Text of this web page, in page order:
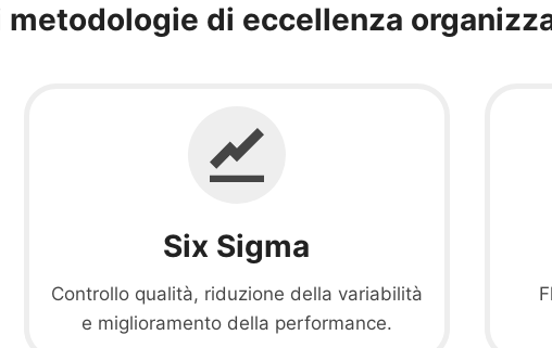
metodologie di eccellenza
Six Sigma
Controllo qualità, riduzione della variabilità
e miglioramento della performance.